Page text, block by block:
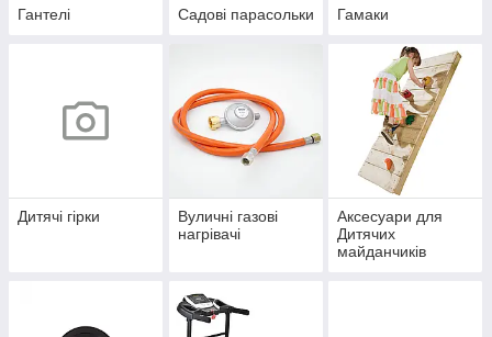
Гантелі Садові парасольки Гамаки
Дитячі гірки
Вуличні газові
нагрівачі
Аксесуари для
Дитячих
майданчиків